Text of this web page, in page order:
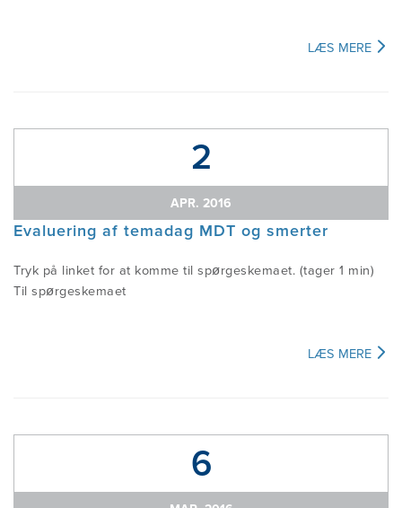
LÆS MERE
2
APR. 2016
Evaluering af temadag MDT og smerter
Tryk på linket for at komme til spørgeskemaet. (tager 1 min)
Til spørgeskemaet
LÆS MERE
6